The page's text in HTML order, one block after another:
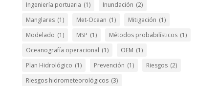
Ingeniería portuaria (1) Inundación (2)
Manglares (1) Met-Ocean (1) Mitigación (1)
Modelado (1) MSP (1) Métodos probabilísticos (1)
Oceanografía operacional (1) OEM (1)
Plan Hidrológico (1) Prevención (1) Riesgos (2)
Riesgos hidrometeorológicos (3)